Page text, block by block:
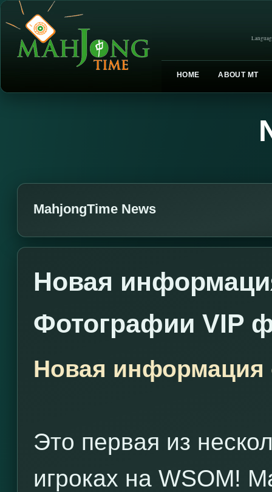
HOME ABOUT MT
MahjongTime News
Новая
Фотографии VIP
Новая
Это первая из
игроках на WSOM!